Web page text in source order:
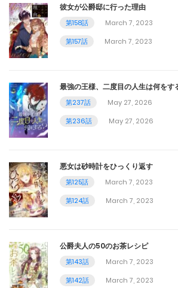
彼女が公爵邸に行った理由
第158話
March 7, 2023
第157話
March 7, 2023
最強の王様、二度目の人生は何をす
第237話
May 27, 2026
第236話
May 27, 2026
悪女は砂時計をひっくり返す
第125話
March 7, 2023
第124話
March 7, 2023
公爵夫人の50のお茶レシピ
第143話
March 7, 2023
第142話
March 7, 2023